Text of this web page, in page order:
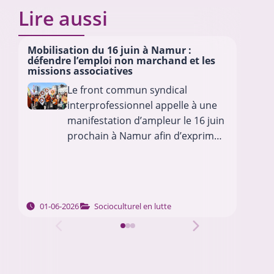
Lire aussi
Mobilisation du 16 juin à Namur :
défendre l’emploi non marchand et les
missions associatives
Le front commun syndical
interprofessionnel appelle à une
manifestation d’ampleur le 16 juin
prochain à Namur afin d’exprimer
01-06-2026 Socioculturel en lutte